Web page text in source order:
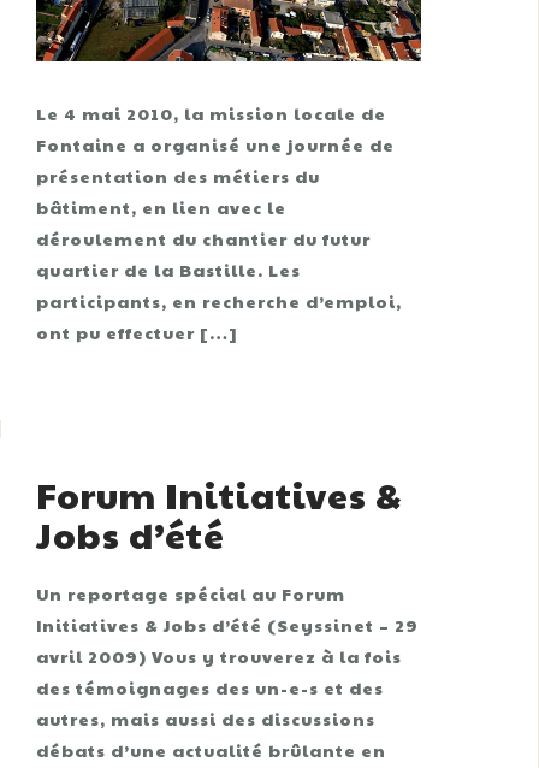
Le 4 mai 2010, la mission locale de
Fontaine a organisé une journée de
présentation des métiers du
bâtiment, en lien avec le
déroulement du chantier du futur
quartier de la Bastille. Les
participants, en recherche d’emploi,
ont pu effectuer […]
Forum Initiatives &
Jobs d’été
Un reportage spécial au Forum
Initiatives & Jobs d’été (Seyssinet – 29
avril 2009) Vous y trouverez à la fois
des témoignages des un-e-s et des
autres, mais aussi des discussions
débats d’une actualité brûlante en